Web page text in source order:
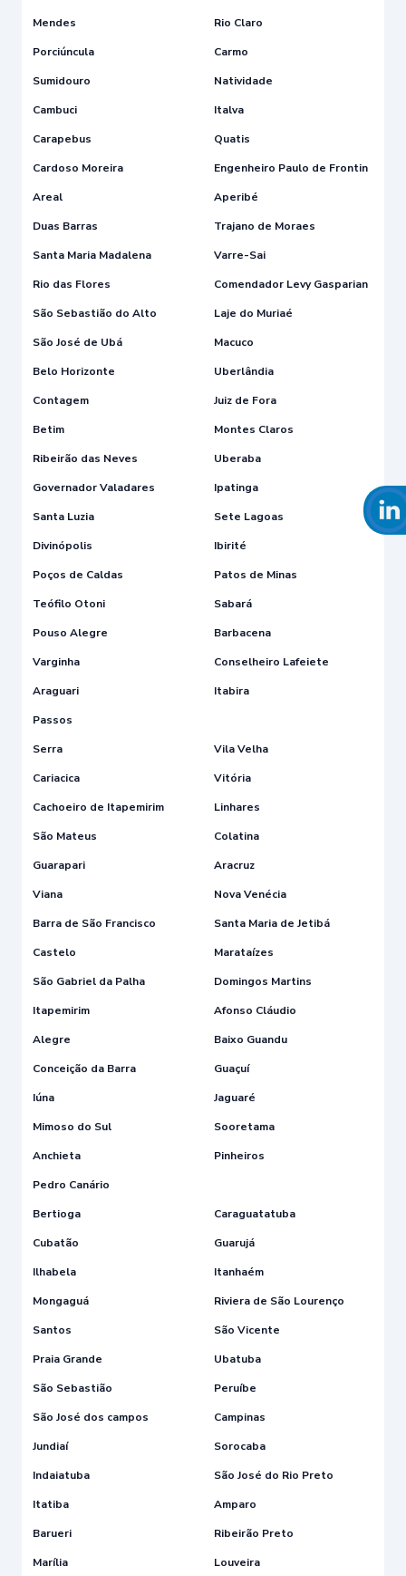
Mendes
Rio Claro
Porciúncula
Carmo
Sumidouro
Natividade
Cambuci
Italva
Carapebus
Quatis
Cardoso Moreira
Engenheiro Paulo de Frontin
Areal
Aperibé
Duas Barras
Trajano de Moraes
Santa Maria Madalena
Varre-Sai
Rio das Flores
Comendador Levy Gasparian
São Sebastião do Alto
Laje do Muriaé
São José de Ubá
Macuco
Belo Horizonte
Uberlândia
Contagem
Juiz de Fora
Betim
Montes Claros
Ribeirão das Neves
Uberaba
Governador Valadares
Ipatinga
Santa Luzia
Sete Lagoas
Divinópolis
Ibirité
Poços de Caldas
Patos de Minas
Teófilo Otoni
Sabará
Pouso Alegre
Barbacena
Varginha
Conselheiro Lafeiete
Araguari
Itabira
Passos
Serra
Vila Velha
Cariacica
Vitória
Cachoeiro de Itapemirim
Linhares
São Mateus
Colatina
Guarapari
Aracruz
Viana
Nova Venécia
Barra de São Francisco
Santa Maria de Jetibá
Castelo
Marataízes
São Gabriel da Palha
Domingos Martins
Itapemirim
Afonso Cláudio
Alegre
Baixo Guandu
Conceição da Barra
Guaçuí
Iúna
Jaguaré
Mimoso do Sul
Sooretama
Anchieta
Pinheiros
Pedro Canário
Bertioga
Caraguatatuba
Cubatão
Guarujá
Ilhabela
Itanhaém
Mongaguá
Riviera de São Lourenço
Santos
São Vicente
Praia Grande
Ubatuba
São Sebastião
Peruíbe
São José dos campos
Campinas
Jundiaí
Sorocaba
Indaiatuba
São José do Rio Preto
Itatiba
Amparo
Barueri
Ribeirão Preto
Marília
Louveira